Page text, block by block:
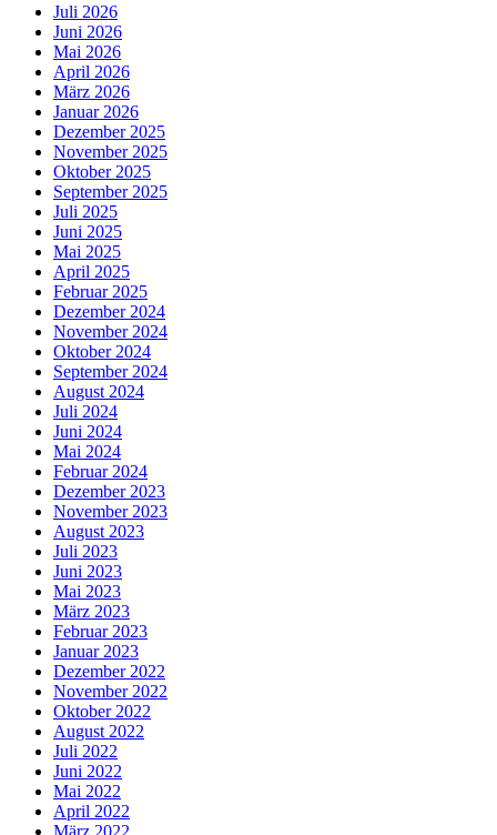
Juli 2026
Juni 2026
Mai 2026
April 2026
März 2026
Januar 2026
Dezember 2025
November 2025
Oktober 2025
September 2025
Juli 2025
Juni 2025
Mai 2025
April 2025
Februar 2025
Dezember 2024
November 2024
Oktober 2024
September 2024
August 2024
Juli 2024
Juni 2024
Mai 2024
Februar 2024
Dezember 2023
November 2023
August 2023
Juli 2023
Juni 2023
Mai 2023
März 2023
Februar 2023
Januar 2023
Dezember 2022
November 2022
Oktober 2022
August 2022
Juli 2022
Juni 2022
Mai 2022
April 2022
März 2022